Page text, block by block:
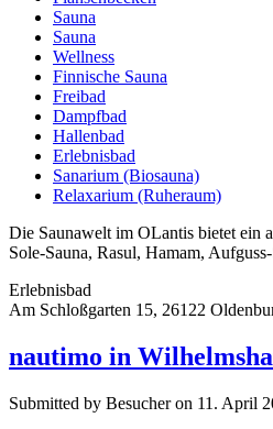
Sauna
Sauna
Wellness
Finnische Sauna
Freibad
Dampfbad
Hallenbad
Erlebnisbad
Sanarium (Biosauna)
Relaxarium (Ruheraum)
Die Saunawelt im OLantis bietet ein
Sole-Sauna, Rasul, Hamam,
Erlebnisbad
Am Schloßgarten 15, 26122
nautimo in
Submitted by Besucher on 11. April